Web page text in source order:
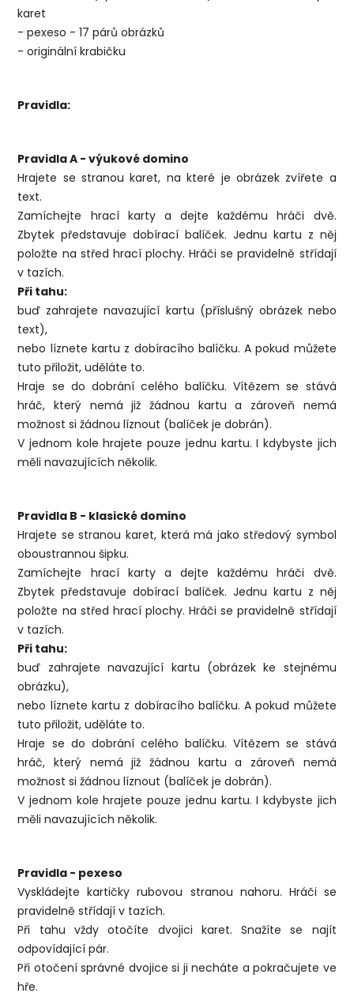
karet
- pexeso - 17 párů obrázků
- originální krabičku
Pravidla:
Pravidla A - výukové domino
Hrajete se stranou karet, na které je obrázek zvířete a
text.
Zamíchejte hrací karty a dejte každému hráči dvě.
Zbytek představuje dobírací balíček. Jednu kartu z něj
položte na střed hrací plochy. Hráči se pravidelně střídají
v tazích.
Při tahu:
buď zahrajete navazující kartu (příslušný obrázek nebo
text),
nebo líznete kartu z dobíracího balíčku. A pokud můžete
tuto přiložit, uděláte to.
Hraje se do dobrání celého balíčku. Vítězem se stává
hráč, který nemá již žádnou kartu a zároveň nemá
možnost si žádnou líznout (balíček je dobrán).
V jednom kole hrajete pouze jednu kartu. I kdybyste jich
měli navazujících několik.
Pravidla B - klasické domino
Hrajete se stranou karet, která má jako středový symbol
oboustrannou šipku.
Zamíchejte hrací karty a dejte každému hráči dvě.
Zbytek představuje dobírací balíček. Jednu kartu z něj
položte na střed hrací plochy. Hráči se pravidelně střídají
v tazích.
Při tahu:
buď zahrajete navazující kartu (obrázek ke stejnému
obrázku),
nebo líznete kartu z dobíracího balíčku. A pokud můžete
tuto přiložit, uděláte to.
Hraje se do dobrání celého balíčku. Vítězem se stává
hráč, který nemá již žádnou kartu a zároveň nemá
možnost si žádnou líznout (balíček je dobrán).
V jednom kole hrajete pouze jednu kartu. I kdybyste jich
měli navazujících několik.
Pravidla - pexeso
Vyskládejte kartičky rubovou stranou nahoru. Hráči se
pravidelně střídají v tazích.
Při tahu vždy otočíte dvojici karet. Snažíte se najít
odpovídající pár.
Při otočení správné dvojice si ji necháte a pokračujete ve
hře.